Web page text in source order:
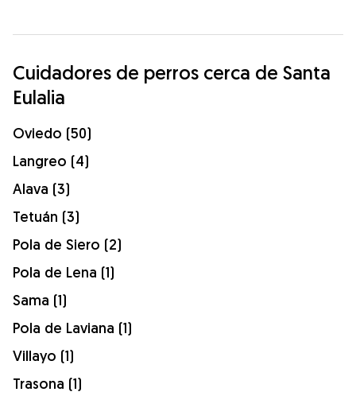
Cuidadores de perros cerca de Santa
Eulalia
Oviedo (50)
Langreo (4)
Alava (3)
Tetuán (3)
Pola de Siero (2)
Pola de Lena (1)
Sama (1)
Pola de Laviana (1)
Villayo (1)
Trasona (1)